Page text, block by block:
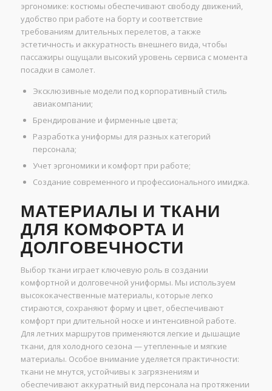
эргономике: костюмы обеспечивают свободу движений,
удобство при работе на борту и соответствие
требованиям длительных перелетов, а также
эстетичность и аккуратность внешнего вида, чтобы
пассажиры ощущали высокий уровень сервиса с момента
посадки в самолет.
Эксклюзивные модели под корпоративный стиль
авиакомпании;
Брендирование и фирменные цвета;
Разработка униформы для разных категорий
персонала;
Учет эргономики и комфорт при работе;
Создание современного и профессионального имиджа.
МАТЕРИАЛЫ И ТКАНИ
ДЛЯ КОМФОРТА И
ДОЛГОВЕЧНОСТИ
Выбор ткани играет ключевую роль в создании
комфортной и долговечной униформы. Мы используем
высококачественные материалы, которые легко
стираются, сохраняют форму и цвет, обеспечивают
комфорт при длительной носке и интенсивной работе.
Для летних маршрутов применяются легкие и дышащие
ткани, для холодного сезона — утепленные и мягкие
материалы. Особое внимание уделяется практичности:
ткани не мнутся, устойчивы к загрязнениям и
обеспечивают аккуратный вид персонала на протяжении